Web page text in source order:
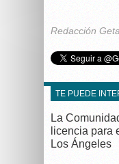
Redacción
TE PUEDE
La
licencia para
Los Ángeles